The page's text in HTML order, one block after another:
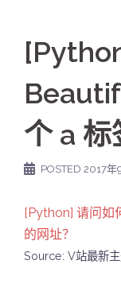
个 a 标
POSTED 2017年
[Python] 请问如
的网址？
Source: V站最新